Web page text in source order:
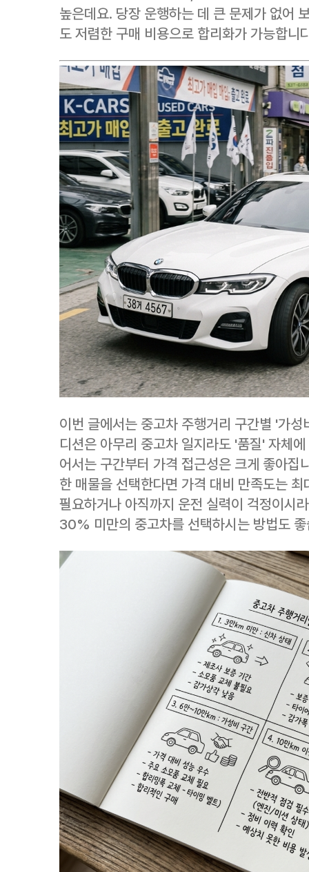
높은데요. 당장 운행하는 데 큰 문제가 없어
도 저렴한 구매 비용으로 합리화가 가능합니
이번 글에서는 중고차 주행거리 구간별 '가
디션은 아무리 중고차 일지라도 '품질' 자체
어서는 구간부터 가격 접근성은 크게 좋아
한 매물을 선택한다면 가격 대비 만족도는
필요하거나 아직까지 운전 실력이 걱정이시
30% 미만의 중고차를 선택하시는 방법도